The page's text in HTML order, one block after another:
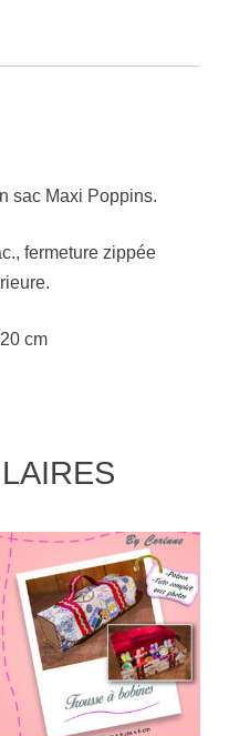
sac Maxi Poppins.
fermeture zippée
cm